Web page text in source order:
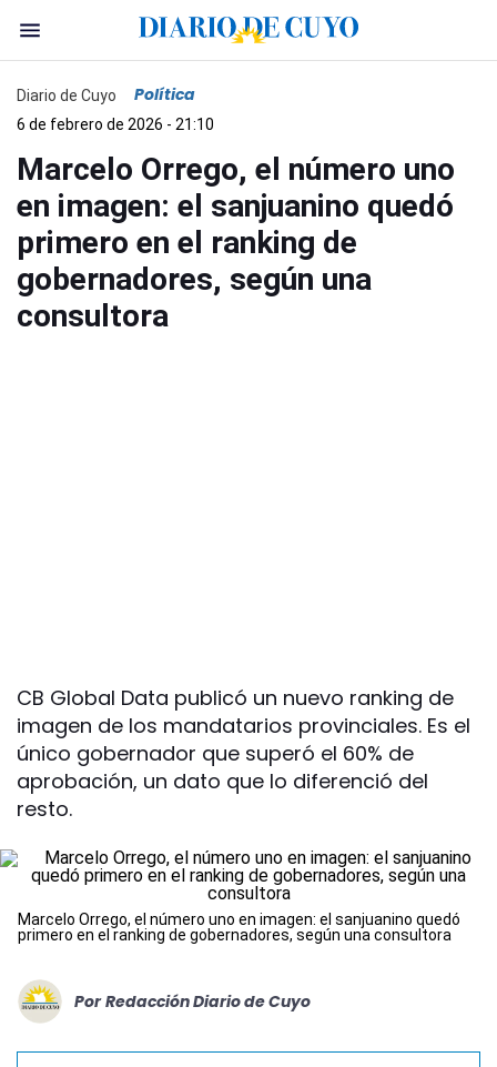
Diario de Cuyo Política
6 de febrero de 2026 - 21:10
Marcelo Orrego, el número uno
en imagen: el sanjuanino quedó
primero en el ranking de
gobernadores, según una
consultora
CB Global Data publicó un nuevo ranking de
imagen de los mandatarios provinciales. Es el
único gobernador que superó el 60% de
aprobación, un dato que lo diferenció del
resto.
Marcelo Orrego, el número uno en imagen: el sanjuanino quedó
primero en el ranking de gobernadores, según una consultora
Por Redacción Diario de Cuyo